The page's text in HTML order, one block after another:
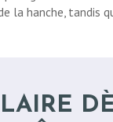
la hanche,